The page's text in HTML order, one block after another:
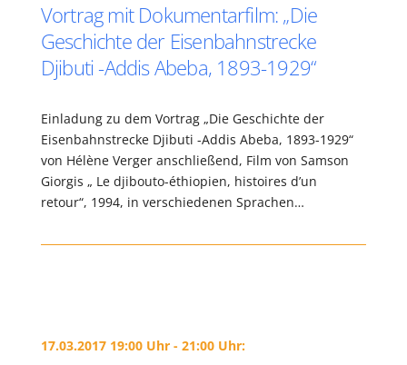
Vortrag mit Dokumentarfilm: „Die
Geschichte der Eisenbahnstrecke
Djibuti -Addis Abeba, 1893-1929“
Einladung zu dem Vortrag „Die Geschichte der
Eisenbahnstrecke Djibuti -Addis Abeba, 1893-1929“
von Hélène Verger anschließend, Film von Samson
Giorgis „ Le djibouto-éthiopien, histoires d’un
retour“, 1994, in verschiedenen Sprachen…
17.03.2017 19:00 Uhr - 21:00 Uhr: